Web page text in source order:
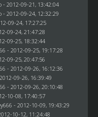
- 2012-09-21, 13:42:04
- 2012-09-24, 12:32:29
09-24, 17:27:25
09-24, 21:47:28
09-25, 18:32:44
- 2012-09-25, 19:17:28
09-25, 20:47:56
- 2012-09-26, 16:12:36
09-26, 16:39:49
- 2012-09-26, 20:10:48
10-08, 17:40:57
- 2012-10-09, 19:43:29
10-12, 11:24:48